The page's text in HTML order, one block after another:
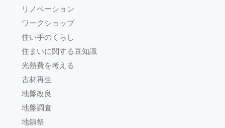
リノベーション
ワークショップ
住い手のくらし
住まいに関する豆知識
光熱費を考える
古材再生
地盤改良
地盤調査
地鎮祭